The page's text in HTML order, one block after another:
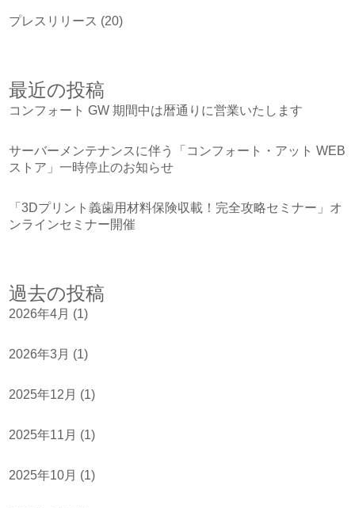
プレスリリース (20)
最近の投稿
コンフォート GW 期間中は暦通りに営業いたします
サーバーメンテナンスに伴う「コンフォート・アット WEB
ストア」一時停止のお知らせ
「3Dプリント義歯用材料保険収載！完全攻略セミナー」オ
ンラインセミナー開催
過去の投稿
2026年4月 (1)
2026年3月 (1)
2025年12月 (1)
2025年11月 (1)
2025年10月 (1)